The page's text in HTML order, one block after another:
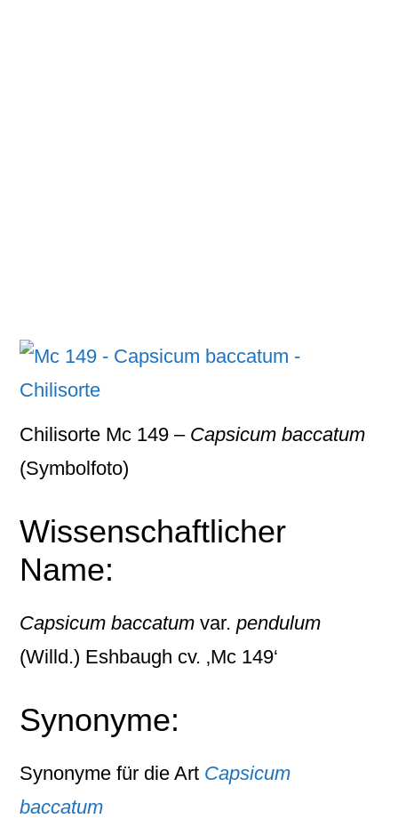
Chilisorte Mc 149 – Capsicum baccatum
(Symbolfoto)
Wissenschaftlicher
Name:
Capsicum baccatum var.pendulum
(Willd.) Eshbaugh cv. ‚Mc 149‘
Synonyme:
Synonyme für die Art Capsicum
baccatum